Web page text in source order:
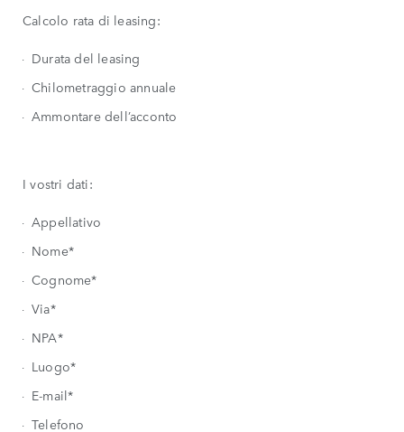
Calcolo rata di leasing:
Durata del leasing
Chilometraggio annuale
Ammontare dell’acconto
I vostri dati:
Appellativo
Nome*
Cognome*
Via*
NPA*
Luogo*
E-mail*
Telefono